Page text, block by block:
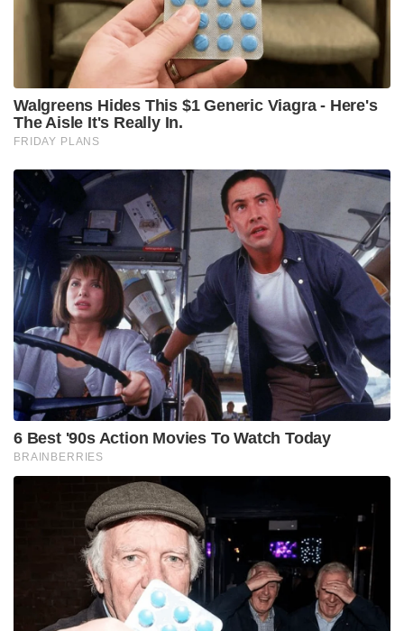
കഴിഞ്ഞ ഒരുവർഷത്തിനിടയിൽ ദില്ലി
സർവ്വകലാശാലയിലെ വിദ്യാർത്ഥികളുടെ ക്ഷേമം
ഉറപ്പുവരുത്തുന്നതിനായി അശ്രാന്ത പരിശ്രമം
നടത്തിയിട്ടുണ്ട് എന്നും അവരുടെ സമഗ്ര
വികസനത്തിന് അനുകൂലമായ അന്തരീക്ഷം
സൃഷ്ടിക്കുന്നതിൽ നിർണായകമായ പങ്കു
വിദ്യാർത്ഥികളുടെ നിർദ്ദേശങ്ങൾ ഉൾക്കൊള്ളിച്ച്
വിഭാവനം ചെയ്ത പ്രകടന പത്രിക ഉടൻ
പുറത്തിറക്കുമെന്നും അദ്ദേഹം പറഞ്ഞു.
ദില്ലി സർവ്വകലാശാലയിലെ വിദ്യാർത്ഥികൾ എബിവിപി
യെ നാലിൽ നാല് സീറ്റുകളിലും വിജയിപ്പിക്കുമെന്ന്
ഉറച്ചു വിശ്വസിക്കുന്നു എന്നും അദ്ദേഹം വ്യക്തമാക്കി
Tags: delhi university abvp